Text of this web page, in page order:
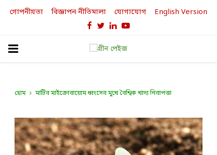
গোপনীয়তা বিজ্ঞাপন নীতিমালা যোগাযোগ English Version
Facebook
TwitterLinkedinYoutube
PRIMARY
হোম মাটির মাইক্রোবায়োম ধ্বংসের মুখে বৈশ্বিক খাদ্য নিরাপত্তা